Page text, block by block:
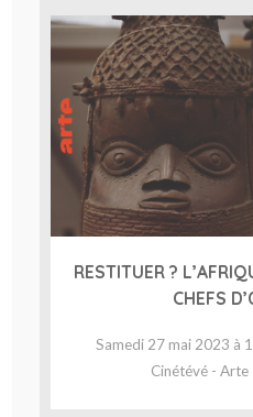
RESTITUER ?
CHEFS
Samedi 27 mai 2023 à
Cinétévé -